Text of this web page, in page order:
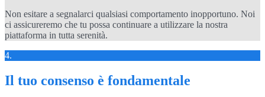
Non esitare a segnalarci qualsiasi comportamento inopportuno. Noi
ci assicureremo che tu possa continuare a utilizzare la nostra
piattaforma in tutta serenità.
4.
Il tuo consenso è fondamentale